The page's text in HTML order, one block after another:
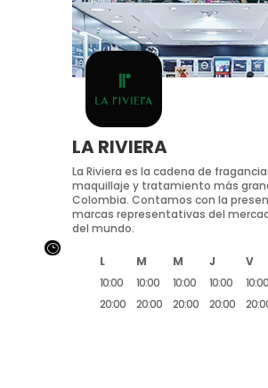
LA RIVIERA
La Riviera es la cadena de
maquillaje y tratamiento más
Colombia. Contamos con la
marcas representativas del
del mundo.
L M M J V
10:00
20:00
10:00
20:00
10:00
20:00
10:00
20:00
10:00
}